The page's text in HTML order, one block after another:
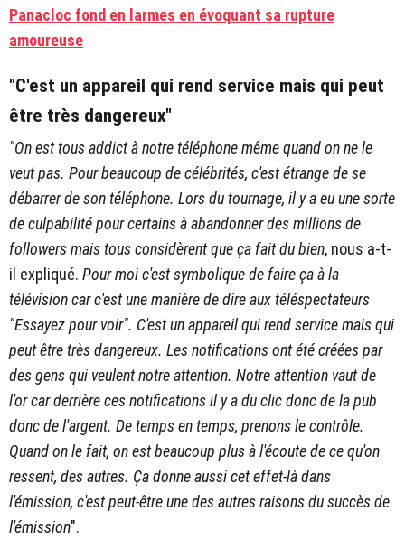
Panacloc fond en larmes en évoquant sa rupture
amoureuse
"C'est un appareil qui rend service mais qui peut
être très dangereux"
"On est tous addict à notre téléphone même quand on ne le
veut pas. Pour beaucoup de célébrités, c'est étrange de se
débarrer de son téléphone. Lors du tournage, il y a eu une sorte
de culpabilité pour certains à abandonner des millions de
followers mais tous considèrent que ça fait du bien, nous a-t-
il expliqué. Pour moi c'est symbolique de faire ça à la
télévision car c'est une manière de dire aux téléspectateurs
"Essayez pour voir". C'est un appareil qui rend service mais qui
peut être très dangereux. Les notifications ont été créées par
des gens qui veulent notre attention. Notre attention vaut de
l'or car derrière ces notifications il y a du clic donc de la pub
donc de l'argent. De temps en temps, prenons le contrôle.
Quand on le fait, on est beaucoup plus à l'écoute de ce qu'on
ressent, des autres. Ça donne aussi cet effet-là dans
l'émission, c'est peut-être une des autres raisons du succès de
l'émission".